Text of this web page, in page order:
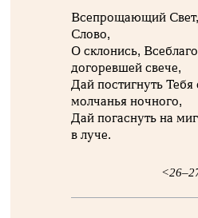
Всепрощающий
Слово,
О склонись,
догоревшей свече,
Дай постигнуть Тебя
молчанья ночного,
Дай погаснуть на
в луче.